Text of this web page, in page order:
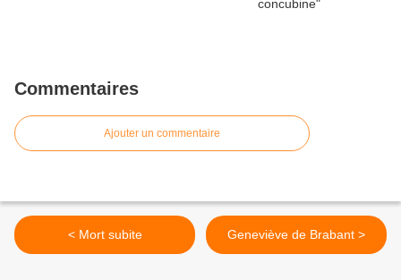
Commentaires
Ajouter un commentaire
< Mort subite Geneviève de Brabant >